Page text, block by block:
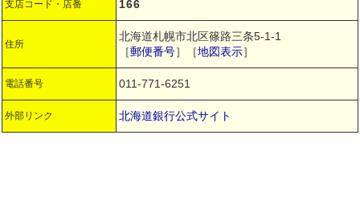
支店コード・店番 166
住所
北海道札幌市北区篠路三条5-1-1
［郵便番号］［地図表示］
電話番号 011-771-6251
外部リンク 北海道銀行公式サイト